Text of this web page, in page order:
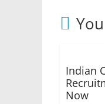
Indian
Now